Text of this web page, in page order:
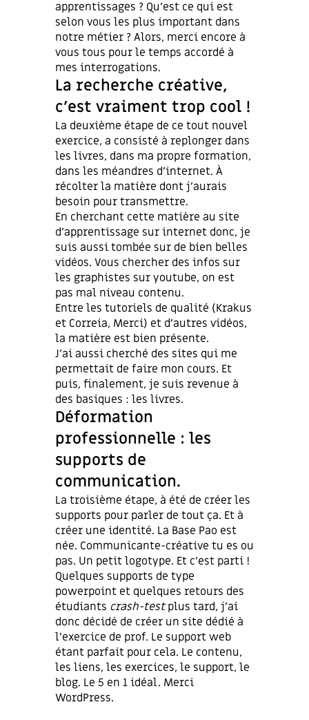
apprentissages ? Qu’est ce qui est
selon vous les plus important dans
notre métier ? Alors, merci encore à
vous tous pour le temps accordé à
mes interrogations.
La recherche créative,
c’est vraiment trop cool !
La deuxième étape de ce tout nouvel
exercice, a consisté à replonger dans
les livres, dans ma propre formation,
dans les méandres d’internet. À
récolter la matière dont j’aurais
besoin pour transmettre.
En cherchant cette matière au site
d’apprentissage sur internet donc, je
suis aussi tombée sur de bien belles
vidéos. Vous chercher des infos sur
les graphistes sur youtube, on est
pas mal niveau contenu.
Entre les tutoriels de qualité (Krakus
et Correia, Merci) et d’autres vidéos,
la matière est bien présente.
J’ai aussi cherché des sites qui me
permettait de faire mon cours. Et
puis, finalement, je suis revenue à
des basiques : les livres.
Déformation
professionnelle : les
supports de
communication.
La troisième étape, à été de créer les
supports pour parler de tout ça. Et à
créer une identité. La Base Pao est
née. Communicante-créative tu es ou
pas. Un petit logotype. Et c’est parti !
Quelques supports de type
powerpoint et quelques retours des
étudiants crash-testplus tard, j’ai
donc décidé de créer un site dédié à
l’exercice de prof. Le support web
étant parfait pour cela. Le contenu,
les liens, les exercices, le support, le
blog. Le 5 en 1 idéal. Merci
WordPress.